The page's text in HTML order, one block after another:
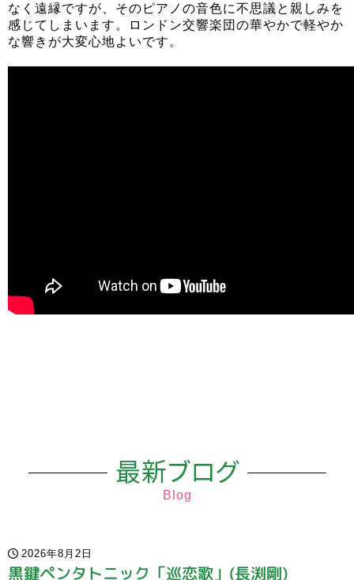
なく遠縁ですが、そのピアノの音色に不思議と親しみを
感じてしまいます。ロンドン交響楽団の華やかで軽やか
な響きが大変心地よいです。
最新ブログ
Blog
2026年8月2日
黒鍵ペンタトニック「巡恋歌」(長渕剛)